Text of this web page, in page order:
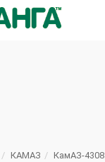
КАМАЗ КамАЗ-4308